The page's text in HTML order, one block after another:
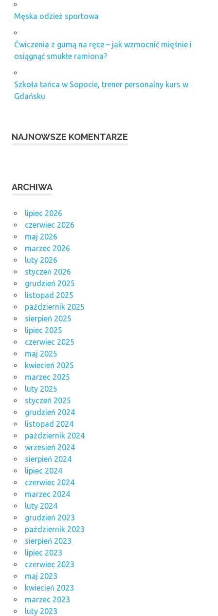
Męska odzież sportowa
Ćwiczenia z gumą na ręce – jak wzmocnić mięśnie i
osiągnąć smukłe ramiona?
Szkoła tańca w Sopocie, trener personalny kurs w
Gdańsku
NAJNOWSZE KOMENTARZE
ARCHIWA
lipiec 2026
czerwiec 2026
maj 2026
marzec 2026
luty 2026
styczeń 2026
grudzień 2025
listopad 2025
październik 2025
sierpień 2025
lipiec 2025
czerwiec 2025
maj 2025
kwiecień 2025
marzec 2025
luty 2025
styczeń 2025
grudzień 2024
listopad 2024
październik 2024
wrzesień 2024
sierpień 2024
lipiec 2024
czerwiec 2024
marzec 2024
luty 2024
grudzień 2023
październik 2023
sierpień 2023
lipiec 2023
czerwiec 2023
maj 2023
kwiecień 2023
marzec 2023
luty 2023